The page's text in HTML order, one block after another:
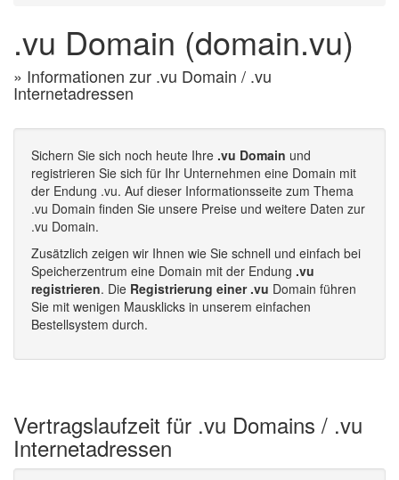
.vu Domain (domain.vu)
» Informationen zur .vu Domain / .vu
Internetadressen
Sichern Sie sich noch heute Ihre .vu Domain und
registrieren Sie sich für Ihr Unternehmen eine Domain mit
der Endung .vu. Auf dieser Informationsseite zum Thema
.vu Domain finden Sie unsere Preise und weitere Daten zur
.vu Domain.
Zusätzlich zeigen wir Ihnen wie Sie schnell und einfach bei
Speicherzentrum eine Domain mit der Endung .vu
registrieren. Die Registrierung einer .vu Domain führen
Sie mit wenigen Mausklicks in unserem einfachen
Bestellsystem durch.
Vertragslaufzeit für .vu Domains / .vu
Internetadressen